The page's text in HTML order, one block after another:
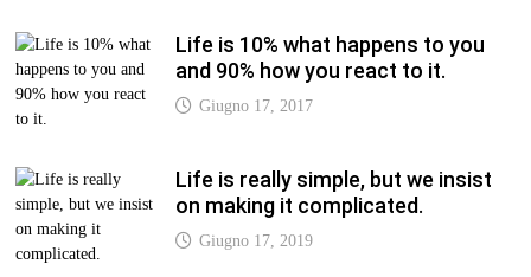
Life is 10% what happens to you
and 90% how you react to it.
Giugno 17, 2017
Life is really simple, but we insist
on making it complicated.
Giugno 17, 2019